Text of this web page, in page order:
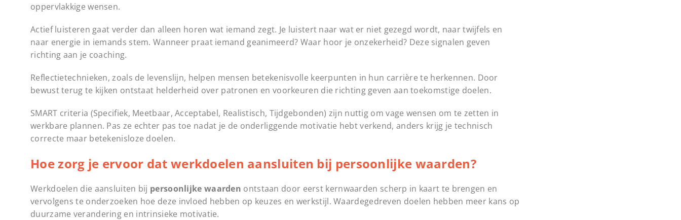
oppervlakkige wensen.
Actief luisteren gaat verder dan alleen horen wat iemand zegt. Je luistert naar wat er niet gezegd wordt, naar twijfels en
naar energie in iemands stem. Wanneer praat iemand geanimeerd? Waar hoor je onzekerheid? Deze signalen geven
richting aan je coaching.
Reflectietechnieken, zoals de levenslijn, helpen mensen betekenisvolle keerpunten in hun carrière te herkennen. Door
bewust terug te kijken ontstaat helderheid over patronen en voorkeuren die richting geven aan toekomstige doelen.
SMART criteria (Specifiek, Meetbaar, Acceptabel, Realistisch, Tijdgebonden) zijn nuttig om vage wensen om te zetten in
werkbare plannen. Pas ze echter pas toe nadat je de onderliggende motivatie hebt verkend, anders krijg je technisch
correcte maar betekenisloze doelen.
Hoe zorg je ervoor dat werkdoelen aansluiten bij persoonlijke waarden?
Werkdoelen die aansluiten bij persoonlijke waarden ontstaan door eerst kernwaarden scherp in kaart te brengen en
vervolgens te onderzoeken hoe deze invloed hebben op keuzes en werkstijl. Waardegedreven doelen hebben meer kans op
duurzame verandering en intrinsieke motivatie.